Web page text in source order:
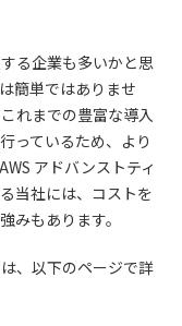
る企業も多いかと思
簡単ではありませ
れまでの豊富な導入
っているため、より
アドバンストティ
当社には、コストを
みもあります。
、以下のページで詳